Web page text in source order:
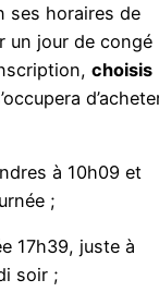
ses horaires de
un jour de congé
choisis
à 10h09 et
;
17h39, juste à
soir ;